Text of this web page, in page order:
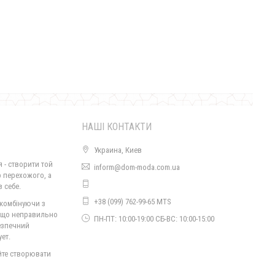
610.00грн.
створити той
перехожого, а
себе.
з
неправильно
створювати
НАШІ КОНТАКТИ
Украина, Киев
inform@dom-moda.com.ua
+38 (099) 762-99-65 MTS
ПН-ПТ: 10:00-19:00 СБ-ВС: 10:00-15:00